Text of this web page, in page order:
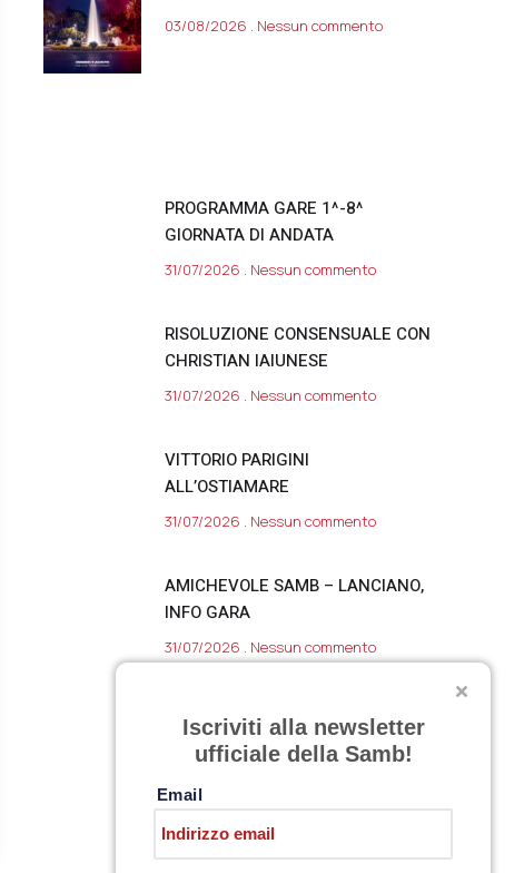
03/08/2026 Nessun commento
PROGRAMMA GARE 1^-8^
GIORNATA DI ANDATA
31/07/2026 Nessun commento
RISOLUZIONE CONSENSUALE CON
CHRISTIAN IAIUNESE
31/07/2026 Nessun commento
VITTORIO PARIGINI
ALL’OSTIAMARE
31/07/2026 Nessun commento
AMICHEVOLE SAMB – LANCIANO,
INFO GARA
31/07/2026 Nessun commento
30/07/2026Nessun commento
Iscriviti alla newsletter
ufficiale della Samb!
Email